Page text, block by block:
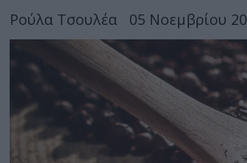
Ρούλα Τσουλέα 05 Νοεμβρίου